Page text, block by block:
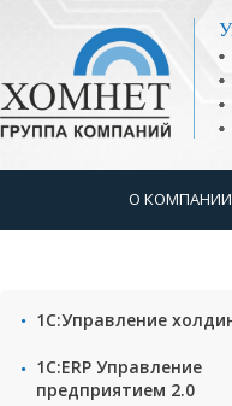
О КОМПАНИИ
1С:Управление
1С:ERP Управление
предприятием 2.0